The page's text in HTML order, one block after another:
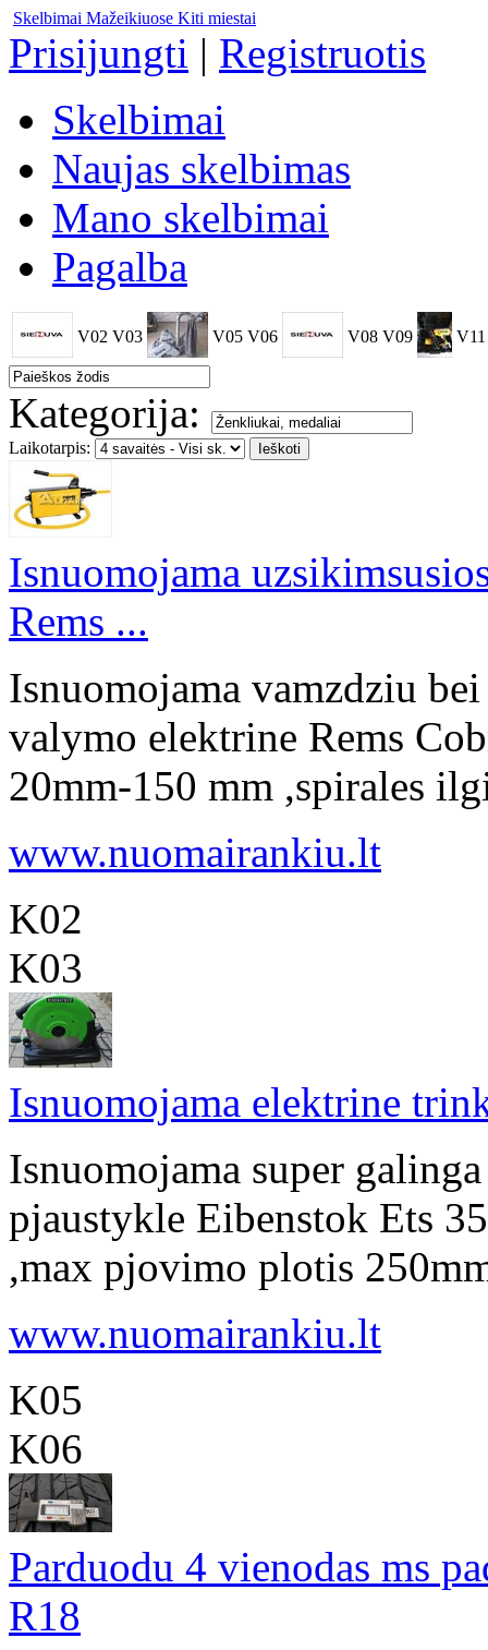
Skelbimai Mažeikiuose Kiti miestai
Prisijungti | Registruotis
Skelbimai
Naujas skelbimas
Mano skelbimai
Pagalba
V02 V03 V05 V06 V08 V09 V11
Kategorija:
Laikotarpis:
Isnuomojama
Rems ...
Isnuomojama vamzdziu
valymo elektrine Rems
20mm-150 mm ,spirales
www.nuomairankiu.lt
K02
K03
Isnuomojama elektrine
Isnuomojama super
pjaustykle Eibenstok Ets
,max pjovimo plotis
www.nuomairankiu.lt
K05
K06
Parduodu 4 vienodas ms
R18